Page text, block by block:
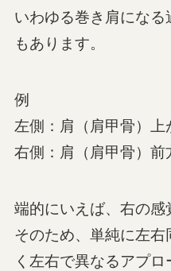
いわゆる巻き肩になる
もあります。
例
左側：肩（肩甲骨）上
右側：肩（肩甲骨）前
端的にいえば、右の感
そのため、単純に左
く左右で異なるアプ